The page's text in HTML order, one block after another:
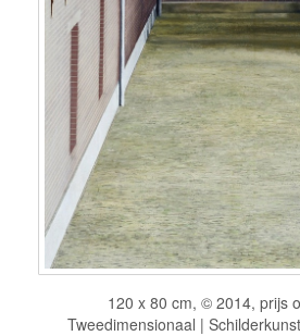
120 x 80 cm, © 2014, prijs
Tweedimensionaal |